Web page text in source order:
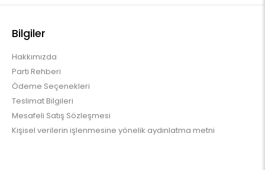
Bilgiler
Hakkımızda
Parti Rehberi
Ödeme Seçenekleri
Teslimat Bilgileri
Mesafeli Satış Sözleşmesi
Kişisel verilerin işlenmesine yönelik aydınlatma metni